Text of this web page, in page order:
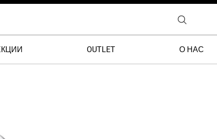
OUTLET О НАС